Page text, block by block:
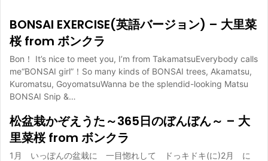
BONSAI EXERCISE(英語バージョン) – 大里菜
桜 from ボンクラ
Bon！ It’s nice to meet you, I’m from TakamatsuEverybody calls
me“BONSAI girl”！So many kinds of BONSAI trees, Akamatsu,
Kuromatsu, GoyomatsuWanna be the splendid-looking Matsu
BONSAI Snip &…
松盆栽かぞえうた～365日のぼんぼん～ – 大
里菜桜 from ボンクラ
1月 いっぽんの盆栽に 一目惚れして ドっキドキ(に)2月 に